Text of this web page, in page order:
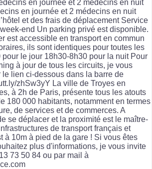
en journée et 2 médecins en nuit
en journée et 2 médecins en nuit
et des frais de déplacement Service
end Un parking privé est disponible.
est accessible en transport en commun
ils sont identiques pour toutes les
pour le jour 18h30-8h30 pour la nuit Pour
à jour de tous les circuits, je vous
lien ci-dessous dans la barre de
zhSw3yY La ville de Troyes en
à 2h de Paris, présente tous les atouts
180 000 habitants, notamment en termes
de services et de commerces. A
se déplacer et la proximité est le maître-
de transport français et
à 10m à pied de la gare ! Si vous êtes
plus d'informations, je vous invite
73 50 84 ou par mail à